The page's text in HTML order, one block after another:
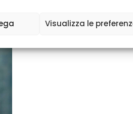
Visualizza le